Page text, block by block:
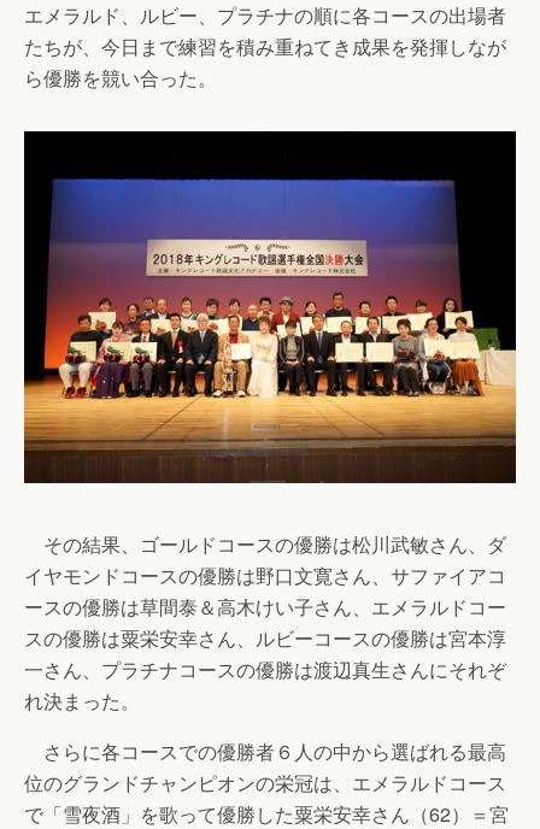
エメラルド、ルビー、プラチナの順に各コースの出場者
たちが、今日まで練習を積み重ねてき成果を発揮しなが
ら優勝を競い合った。
その結果、ゴールドコースの優勝は松川武敏さん、ダ
イヤモンドコースの優勝は野口文寛さん、サファイアコ
ースの優勝は草間泰＆高木けい子さん、エメラルドコー
スの優勝は粟栄安幸さん、ルビーコースの優勝は宮本淳
一さん、プラチナコースの優勝は渡辺真生さんにそれぞ
れ決まった。
さらに各コースでの優勝者６人の中から選ばれる最高
位のグランドチャンピオンの栄冠は、エメラルドコース
で「雪夜酒」を歌って優勝した粟栄安幸さん（62）＝宮